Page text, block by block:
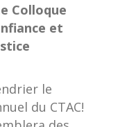
Colloque
et
le
du CTAC!